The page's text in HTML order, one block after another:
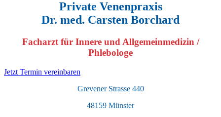
Private Venenpraxis
Dr. med. Carsten Borchard
Facharzt für Innere und Allgemeinmedizin /
Phlebologe
Jetzt Termin vereinbaren
Grevener Strasse 440
48159 Münster